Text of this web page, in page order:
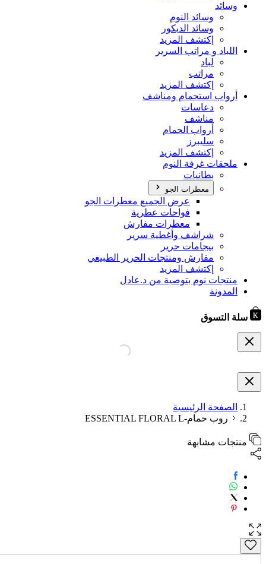
وسائد
وسائد النوم
وسائد الديكور
إكتشف المزيد
اللباد و مراتب السرير
لباد
مراتب
إكتشف المزيد
أرواب استحمام ومناشف
دعاسات
مناشف
أرواب الحمام
سليبرز
إكتشف المزيد
ملحقات غرفة النوم
بطانيات
معطرات الجو
عرض الجميع معطرات الجو
فواحات عطرية
معطرات مفارش
شراشف وأغطية سرير
بيجامات حرير
مفارش ومنتجات الحرير الطبيعي
إكتشف المزيد
منتجات نوم بتوصية من د.عادل
المدونة
سلة التسوق
الصفحة الرئيسية
روب حمام-ESSENTIAL FLORAL L
منتجات مشابهة